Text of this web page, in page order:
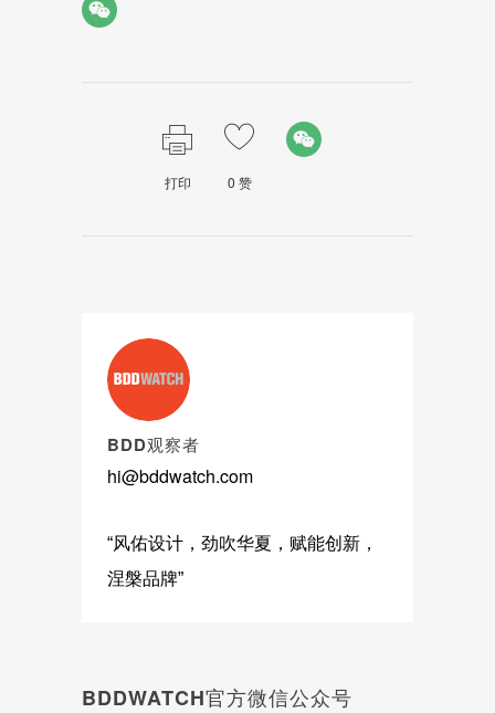
打印 0 赞
BDD观察者
hi@bddwatch.com
“风佑设计，劲吹华夏，赋能创新，
涅槃品牌”
BDDWATCH官方微信公众号